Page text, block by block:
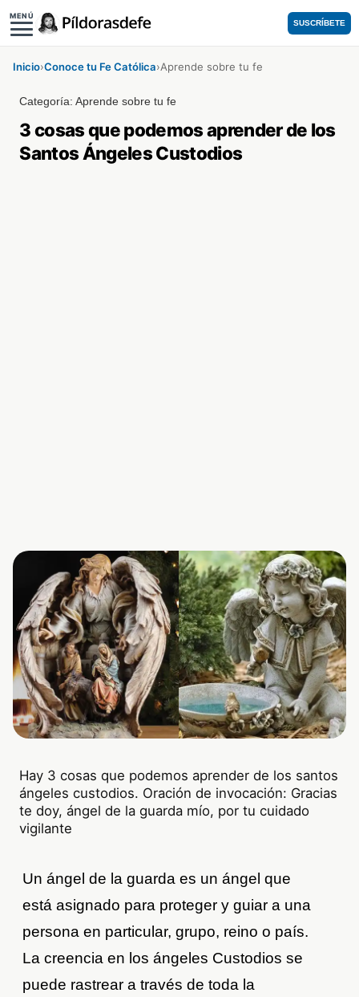
MENÚ
SUSCRÍBETE
Inicio›Conoce tu Fe Católica›Aprende sobre tu fe
Categoría:Aprende sobre tu fe
3 cosas que podemos aprender de los
Santos Ángeles Custodios
Hay 3 cosas que podemos aprender de los santos
ángeles custodios. Oración de invocación: Gracias
te doy, ángel de la guarda mío, por tu cuidado
vigilante
Un ángel de la guarda es un ángel que
está asignado para proteger y guiar a una
persona en particular, grupo, reino o país.
La creencia en los ángeles Custodios se
puede rastrear a través de toda la